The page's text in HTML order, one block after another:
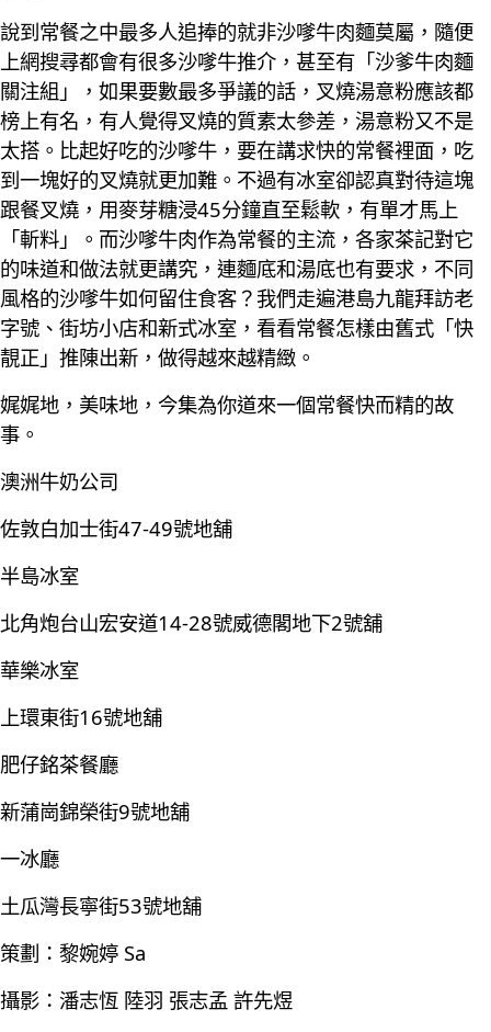
說到常餐之中最多人追捧的就非沙嗲牛肉麵莫屬，隨便
上網搜尋都會有很多沙嗲牛推介，甚至有「沙爹牛肉麵
關注組」，如果要數最多爭議的話，叉燒湯意粉應該都
榜上有名，有人覺得叉燒的質素太參差，湯意粉又不是
太搭。比起好吃的沙嗲牛，要在講求快的常餐裡面，吃
到一塊好的叉燒就更加難。不過有冰室卻認真對待這塊
跟餐叉燒，用麥芽糖浸45分鐘直至鬆軟，有單才馬上
「斬料」。而沙嗲牛肉作為常餐的主流，各家茶記對它
的味道和做法就更講究，連麵底和湯底也有要求，不同
風格的沙嗲牛如何留住食客？我們走遍港島九龍拜訪老
字號、街坊小店和新式冰室，看看常餐怎樣由舊式「快
靚正」推陳出新，做得越來越精緻。
娓娓地，美味地，今集為你道來一個常餐快而精的故
事。
澳洲牛奶公司
佐敦白加士街47-49號地舖
半島冰室
北角炮台山宏安道14-28號威德閣地下2號舖
華樂冰室
上環東街16號地舖
肥仔銘茶餐廳
新蒲崗錦榮街9號地舖
一冰廳
土瓜灣長寧街53號地舖
策劃：黎婉婷 Sa
攝影：潘志恆 陸羽 張志孟 許先煜